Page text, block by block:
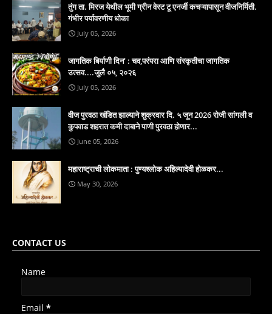
तुंग ता. मिरज येथील भूमी ग्रीन वेस्ट टू एनर्जी कचऱ्यापासून वीजनिर्मिती.
गंभीर पर्यावरणीय धोका
July 05, 2026
जागतिक बिर्याणी दिन' : चव,परंपरा आणि संस्कृतीचा जागतिक
उत्सव....जुलै ०५, २०२६
July 05, 2026
वीज पुरवठा खंडित झाल्याने शुक्रवार दि. ५ जून 2026 रोजी सांगली व
कुपवाड शहरात कमी दाबाने पाणी पुरवठा होणार...
June 05, 2026
महाराष्ट्राची लोकमाता : पुण्यश्लोक अहिल्यादेवी होळकर...
May 30, 2026
CONTACT US
Name
Email *